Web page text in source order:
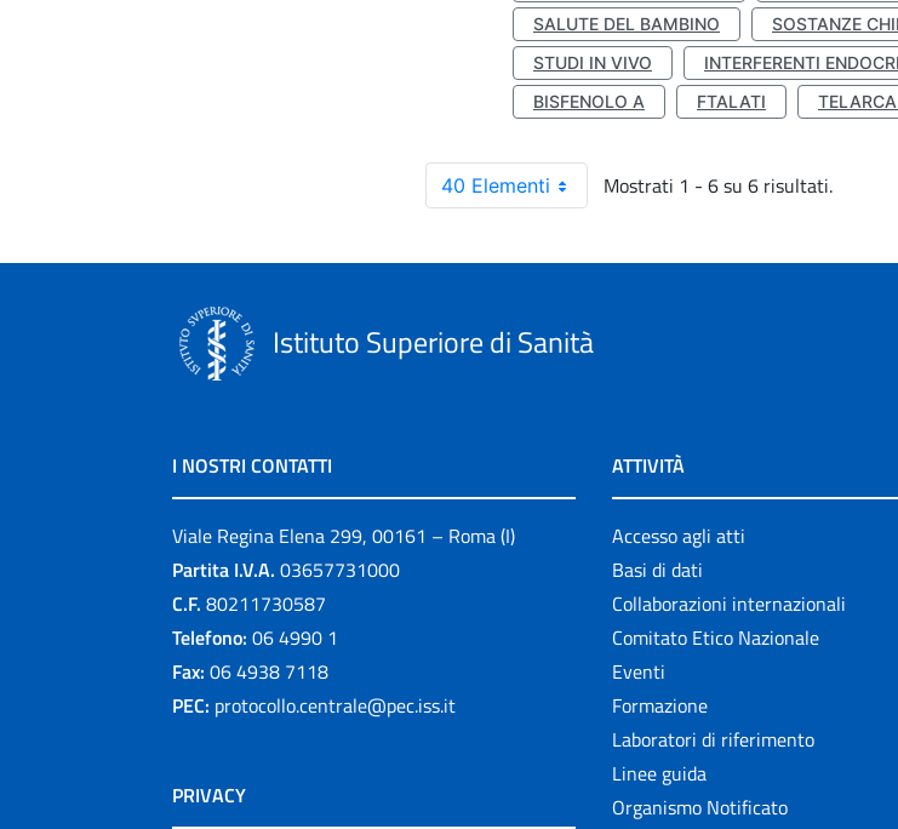
SALUTE DEL BAMBINO
SOSTANZE
STUDI IN VIVO
INTERFERENTI
BISFENOLO A
FTALATI
40 Elementi Mostrati 1 - 6 su 6 risultati.
Istituto Superiore di Sanità
I NOSTRI CONTATTI
Viale Regina Elena 299, 00161 – Roma (I)
Partita I.V.A. 03657731000
C.F. 80211730587
Telefono: 06 4990 1
Fax: 06 4938 7118
PEC: protocollo.centrale@pec.iss.it
PRIVACY
ATTIVITÀ
Accesso agli atti
Basi di dati
Collaborazioni internazionali
Comitato Etico Nazionale
Eventi
Formazione
Laboratori di riferimento
Linee guida
Organismo Notificato